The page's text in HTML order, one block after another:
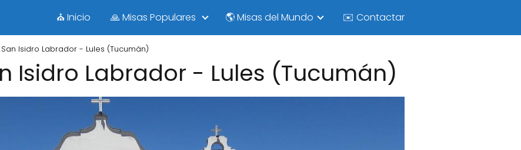
⛪ Inicio 🙏 Misas Populares 🌎 Misas del Mundo ✉️ Contactar
Isidro Labrador - Lules (Tucumán)
Isidro Labrador - Lules (Tucumán)